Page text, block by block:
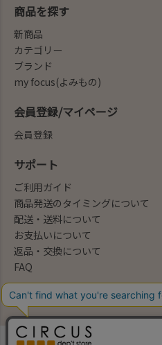
会社概要/お問合せ先
商品を探す
新商品
カテゴリー
ブランド
my focus(よみもの)
会員登録/マイページ
会員登録
サポート
ご利用ガイド
商品発送のタイミングについて
配送・送料について
お支払いについて
返品・交換について
FAQ